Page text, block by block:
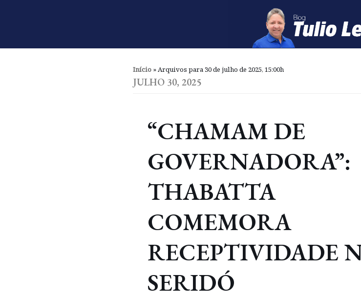
o
Início »Arquivos para 30 de julho de 2025, 15:00h
JULHO 30, 2025
“CHAMAM DE
GOVERNADORA”:
THABATTA
COMEMORA
RECEPTIVIDADE
SERIDÓ